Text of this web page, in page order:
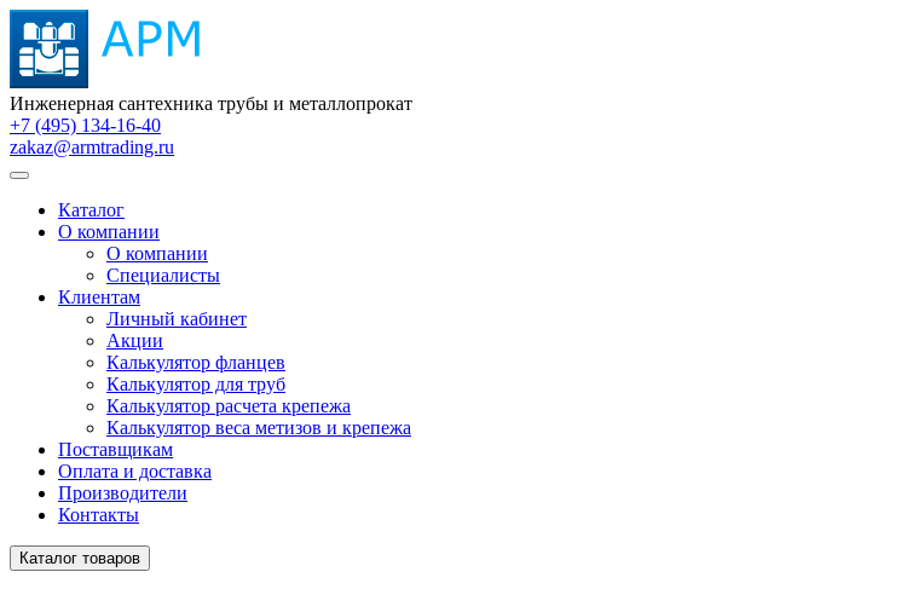
Инженерная сантехника трубы и металлопрокат
+7 (495) 134-16-40
zakaz@armtrading.ru
Каталог
О компании
О компании
Специалисты
Клиентам
Личный кабинет
Акции
Калькулятор фланцев
Калькулятор для труб
Калькулятор расчета крепежа
Калькулятор веса метизов и крепежа
Поставщикам
Оплата и доставка
Производители
Контакты
Каталог товаров